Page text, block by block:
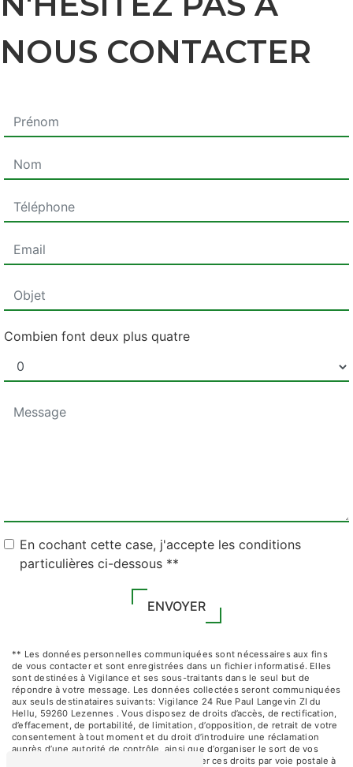
NOUS CONTACTER
Combien font deux plus quatre
En cochant cette case, j'accepte les conditions
particulières ci-dessous **
ENVOYER
** Les données personnelles communiquées sont nécessaires aux fins
de vous contacter et sont enregistrées dans un fichier informatisé. Elles
sont destinées à Vigilance et ses sous-traitants dans le seul but de
répondre à votre message. Les données collectées seront communiquées
aux seuls destinataires suivants: Vigilance 24 Rue Paul Langevin ZI du
Hellu, 59260 Lezennes . Vous disposez de droits d’accès, de rectification,
d’effacement, de portabilité, de limitation, d’opposition, de retrait de votre
consentement à tout moment et du droit d’introduire une réclamation
auprès d’une autorité de contrôle, ainsi que d’organiser le sort de vos
données post-mortem. Vous pouvez exercer ces droits par voie postale à